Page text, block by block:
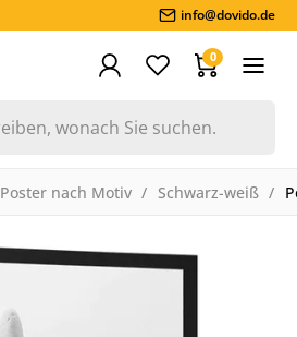
info@dovido.de
0
Poster nach Motiv Schwarz-weiß